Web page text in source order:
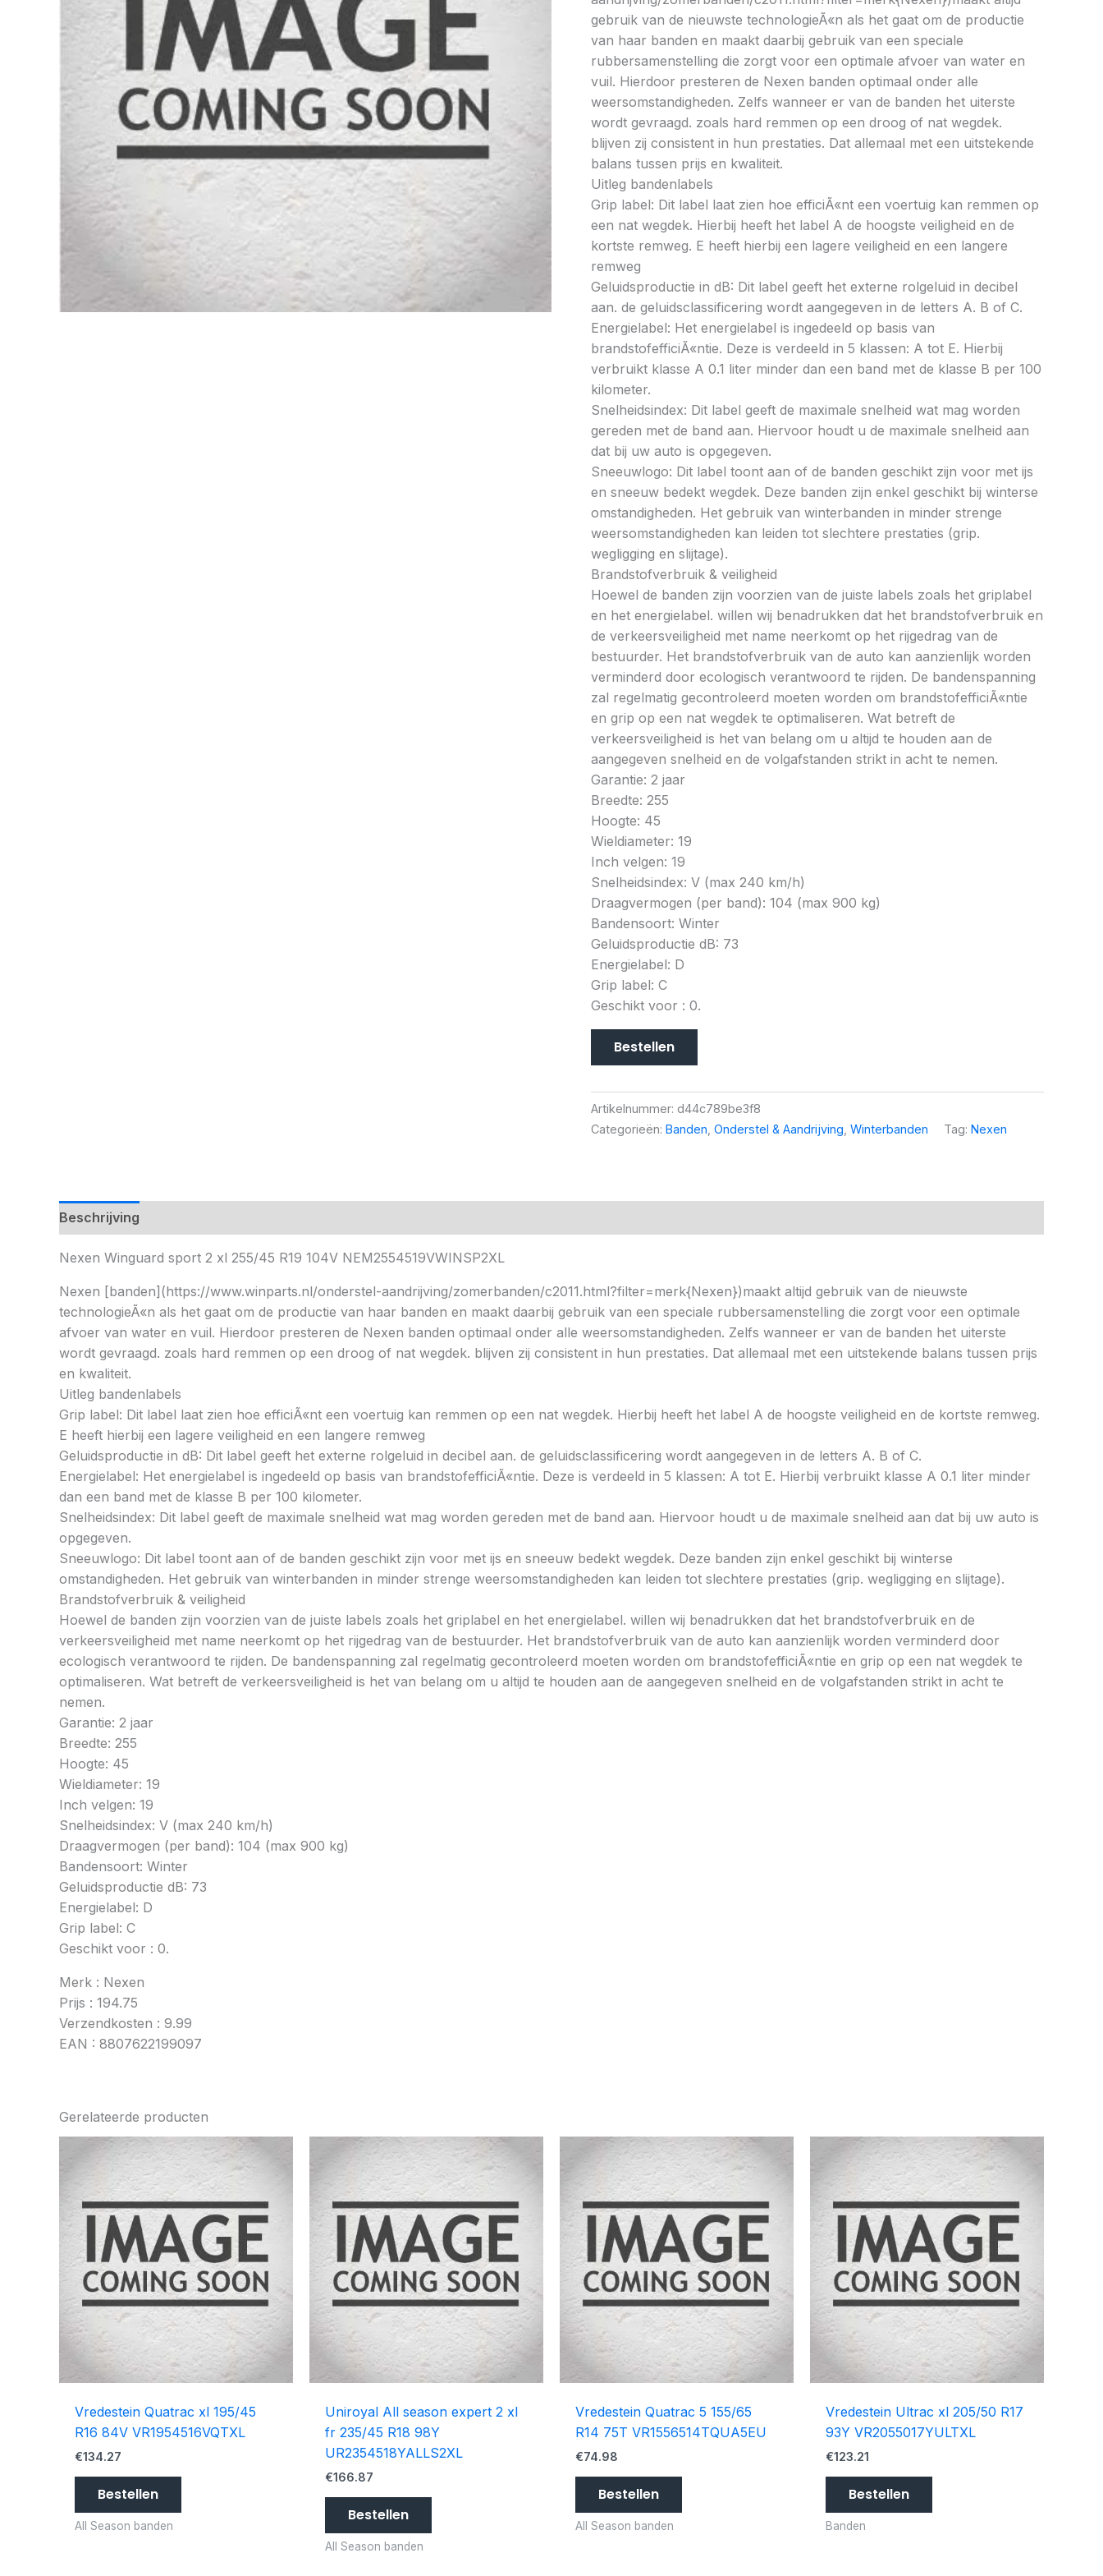
gebruik van de nieuwste technologieÃ«n als het gaat om de productie
van haar banden en maakt daarbij gebruik van een speciale
rubbersamenstelling die zorgt voor een optimale afvoer van water en
vuil. Hierdoor presteren de Nexen banden optimaal onder alle
weersomstandigheden. Zelfs wanneer er van de banden het uiterste
wordt gevraagd. zoals hard remmen op een droog of nat wegdek.
blijven zij consistent in hun prestaties. Dat allemaal met een uitstekende
balans tussen prijs en kwaliteit.
Uitleg bandenlabels
Grip label: Dit label laat zien hoe efficiÃ«nt een voertuig kan remmen op
een nat wegdek. Hierbij heeft het label A de hoogste veiligheid en de
kortste remweg. E heeft hierbij een lagere veiligheid en een langere
remweg
Geluidsproductie in dB: Dit label geeft het externe rolgeluid in decibel
aan. de geluidsclassificering wordt aangegeven in de letters A. B of C.
Energielabel: Het energielabel is ingedeeld op basis van
brandstofefficiÃ«ntie. Deze is verdeeld in 5 klassen: A tot E. Hierbij
verbruikt klasse A 0.1 liter minder dan een band met de klasse B per 100
kilometer.
Snelheidsindex: Dit label geeft de maximale snelheid wat mag worden
gereden met de band aan. Hiervoor houdt u de maximale snelheid aan
dat bij uw auto is opgegeven.
Sneeuwlogo: Dit label toont aan of de banden geschikt zijn voor met ijs
en sneeuw bedekt wegdek. Deze banden zijn enkel geschikt bij winterse
omstandigheden. Het gebruik van winterbanden in minder strenge
weersomstandigheden kan leiden tot slechtere prestaties (grip.
wegligging en slijtage).
Brandstofverbruik & veiligheid
Hoewel de banden zijn voorzien van de juiste labels zoals het griplabel
en het energielabel. willen wij benadrukken dat het brandstofverbruik en
de verkeersveiligheid met name neerkomt op het rijgedrag van de
bestuurder. Het brandstofverbruik van de auto kan aanzienlijk worden
verminderd door ecologisch verantwoord te rijden. De bandenspanning
zal regelmatig gecontroleerd moeten worden om brandstofefficiÃ«ntie
en grip op een nat wegdek te optimaliseren. Wat betreft de
verkeersveiligheid is het van belang om u altijd te houden aan de
aangegeven snelheid en de volgafstanden strikt in acht te nemen.
Garantie: 2 jaar
Breedte: 255
Hoogte: 45
Wieldiameter: 19
Inch velgen: 19
Snelheidsindex: V (max 240 km/h)
Draagvermogen (per band): 104 (max 900 kg)
Bandensoort: Winter
Geluidsproductie dB: 73
Energielabel: D
Grip label: C
Geschikt voor : 0.
Bestellen
Artikelnummer: d44c789be3f8
Categorieën: Banden Onderstel & Aandrijving Winterbanden Tag: Nexen
Beschrijving
Nexen Winguard sport 2 xl 255/45 R19 104V NEM2554519VWINSP2XL
Nexen [banden](https://www.winparts.nl/onderstel-aandrijving/zomerbanden/c2011.html?filter=merk{Nexen})maakt altijd gebruik van de nieuwste
technologieÃ«n als het gaat om de productie van haar banden en maakt daarbij gebruik van een speciale rubbersamenstelling die zorgt voor een optimale
afvoer van water en vuil. Hierdoor presteren de Nexen banden optimaal onder alle weersomstandigheden. Zelfs wanneer er van de banden het uiterste
wordt gevraagd. zoals hard remmen op een droog of nat wegdek. blijven zij consistent in hun prestaties. Dat allemaal met een uitstekende balans tussen prijs
en kwaliteit.
Uitleg bandenlabels
Grip label: Dit label laat zien hoe efficiÃ«nt een voertuig kan remmen op een nat wegdek. Hierbij heeft het label A de hoogste veiligheid en de kortste remweg.
E heeft hierbij een lagere veiligheid en een langere remweg
Geluidsproductie in dB: Dit label geeft het externe rolgeluid in decibel aan. de geluidsclassificering wordt aangegeven in de letters A. B of C.
Energielabel: Het energielabel is ingedeeld op basis van brandstofefficiÃ«ntie. Deze is verdeeld in 5 klassen: A tot E. Hierbij verbruikt klasse A 0.1 liter minder
dan een band met de klasse B per 100 kilometer.
Snelheidsindex: Dit label geeft de maximale snelheid wat mag worden gereden met de band aan. Hiervoor houdt u de maximale snelheid aan dat bij uw auto is
opgegeven.
Sneeuwlogo: Dit label toont aan of de banden geschikt zijn voor met ijs en sneeuw bedekt wegdek. Deze banden zijn enkel geschikt bij winterse
omstandigheden. Het gebruik van winterbanden in minder strenge weersomstandigheden kan leiden tot slechtere prestaties (grip. wegligging en slijtage).
Brandstofverbruik & veiligheid
Hoewel de banden zijn voorzien van de juiste labels zoals het griplabel en het energielabel. willen wij benadrukken dat het brandstofverbruik en de
verkeersveiligheid met name neerkomt op het rijgedrag van de bestuurder. Het brandstofverbruik van de auto kan aanzienlijk worden verminderd door
ecologisch verantwoord te rijden. De bandenspanning zal regelmatig gecontroleerd moeten worden om brandstofefficiÃ«ntie en grip op een nat wegdek te
optimaliseren. Wat betreft de verkeersveiligheid is het van belang om u altijd te houden aan de aangegeven snelheid en de volgafstanden strikt in acht te
nemen.
Garantie: 2 jaar
Breedte: 255
Hoogte: 45
Wieldiameter: 19
Inch velgen: 19
Snelheidsindex: V (max 240 km/h)
Draagvermogen (per band): 104 (max 900 kg)
Bandensoort: Winter
Geluidsproductie dB: 73
Energielabel: D
Grip label: C
Geschikt voor : 0.
Merk : Nexen
Prijs : 194.75
Verzendkosten : 9.99
EAN : 8807622199097
Gerelateerde producten
Vredestein Quatrac xl 195/45
R16 84V VR1954516VQTXL
€134.27
Bestellen
All Season banden
Uniroyal All season expert 2 xl
fr 235/45 R18 98Y
UR2354518YALLS2XL
€166.87
Bestellen
All Season banden
Vredestein Quatrac 5 155/65
R14 75T VR1556514TQUA5EU
€74.98
Bestellen
All Season banden
Vredestein Ultrac xl 205/50 R17
93Y VR2055017YULTXL
€123.21
Bestellen
Banden